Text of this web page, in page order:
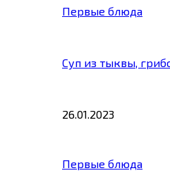
Первые блюда
Суп из тыквы,
26.01.2023
Первые блюда